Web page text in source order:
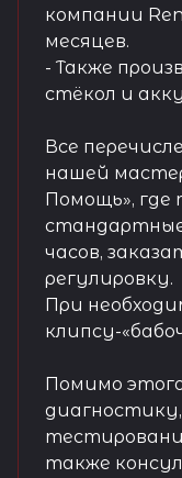
компании
месяцев.
- Также
стёкол и
Все
нашей
Помощь»,
часов,
регулировку.
При
клипсу-
Помимо
также